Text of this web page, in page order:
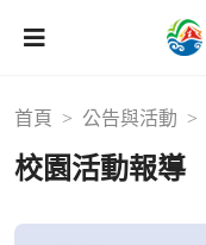
首頁 公告與活動
校園活動報導